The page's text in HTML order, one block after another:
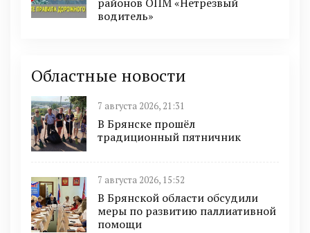
водитель»
Областные новости
7 августа 2026, 21:31
В Брянске прошёл
традиционный пятничник
7 августа 2026, 15:52
В Брянской области обсудили
меры по развитию паллиативной
помощи